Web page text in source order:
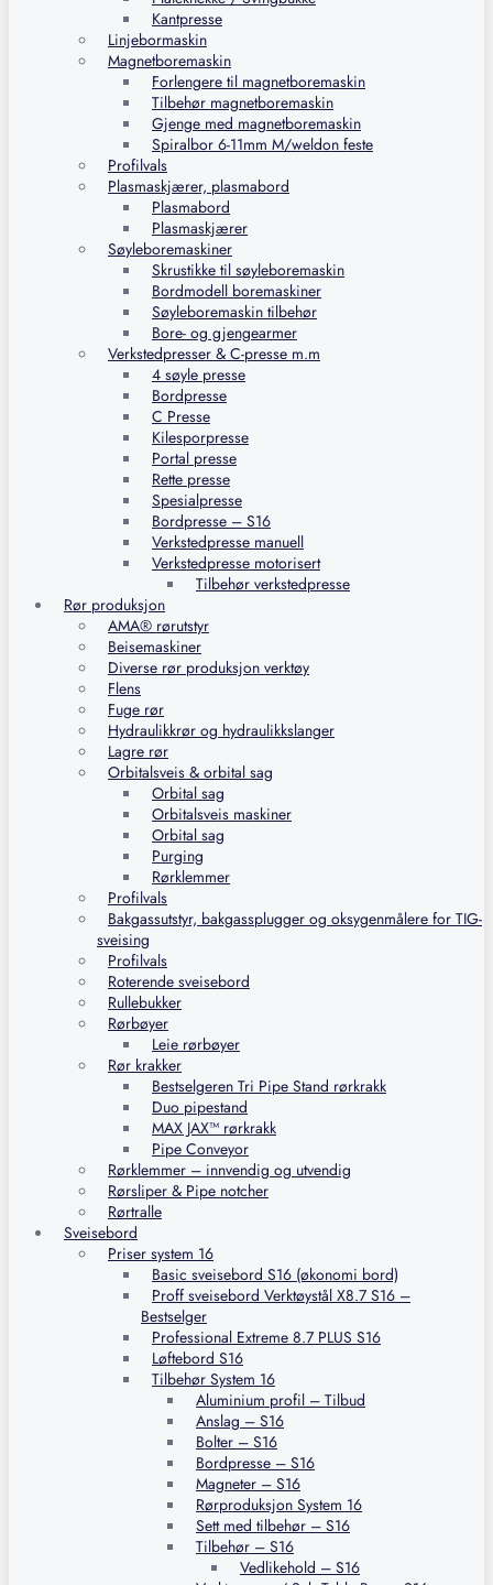
Kantpresse
Linjebormaskin
Magnetboremaskin
Forlengere til magnetboremaskin
Tilbehør magnetboremaskin
Gjenge med magnetboremaskin
Spiralbor 6-11mm M/weldon feste
Profilvals
Plasmaskjærer, plasmabord
Plasmabord
Plasmaskjærer
Søyleboremaskiner
Skrustikke til søyleboremaskin
Bordmodell boremaskiner
Søyleboremaskin tilbehør
Bore- og gjengearmer
Verkstedpresser & C-presse m.m
4 søyle presse
Bordpresse
C Presse
Kilesporpresse
Portal presse
Rette presse
Spesialpresse
Bordpresse – S16
Verkstedpresse manuell
Verkstedpresse motorisert
Tilbehør verkstedpresse
Rør produksjon
AMA® rørutstyr
Beisemaskiner
Diverse rør produksjon verktøy
Flens
Fuge rør
Hydraulikkrør og hydraulikkslanger
Lagre rør
Orbitalsveis & orbital sag
Orbital sag
Orbitalsveis maskiner
Orbital sag
Purging
Rørklemmer
Profilvals
Bakgassutstyr, bakgassplugger og oksygenmålere for TIG-
sveising
Profilvals
Roterende sveisebord
Rullebukker
Rørbøyer
Leie rørbøyer
Rør krakker
Bestselgeren Tri Pipe Stand rørkrakk
Duo pipestand
MAX JAX™ rørkrakk
Pipe Conveyor
Rørklemmer – innvendig og utvendig
Rørsliper & Pipe notcher
Rørtralle
Sveisebord
Priser system 16
Basic sveisebord S16 (økonomi bord)
Proff sveisebord Verktøystål X8.7 S16 –
Bestselger
Professional Extreme 8.7 PLUS S16
Løftebord S16
Tilbehør System 16
Aluminium profil – Tilbud
Anslag – S16
Bolter – S16
Bordpresse – S16
Magneter – S16
Rørproduksjon System 16
Sett med tilbehør – S16
Tilbehør – S16
Vedlikehold – S16